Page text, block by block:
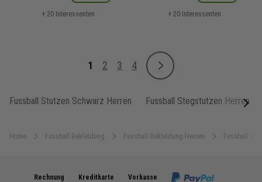
Home Fussball Bekleidung Fussball Bekleidung Herren Fussball
+ 20 Interessenten + 20 Interessenten
Sie lesen gerade Seite
1
Seite
2
Seite
3
Seite
4
Weiter
Rechnung Kreditkarte Vorkasse
Fussball Stutzen Schwarz Herren
Fussball Stegstutzen Herren